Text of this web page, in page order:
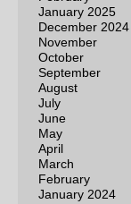
January 2025
December 2024
November
October
September
August
July
June
May
April
March
February
January 2024